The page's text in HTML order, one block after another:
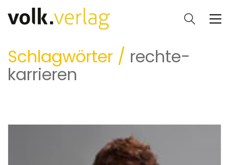
Schlagwörter / rechte-
karrieren